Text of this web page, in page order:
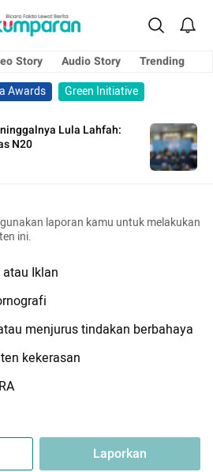
Story Audio Story
Trending
Awards
Green Initiative
Lula Lahfah:
N20
laporan kamu untuk melakukan
ini.
Iklan
menjurus tindakan berbahaya
kekerasan
Laporkan